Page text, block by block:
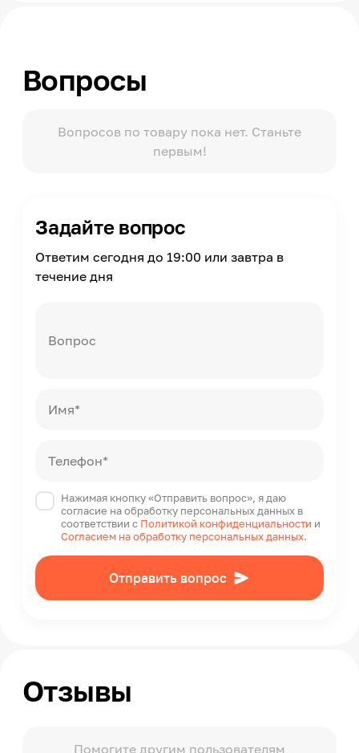
Вопросы
Вопросов по товару пока нет. Станьте
первым!
Задайте вопрос
Ответим сегодня до 19:00 или завтра в
течение дня
Вопрос
Имя*
Телефон*
Нажимая кнопку «Отправить вопрос», я даю
согласие на обработку персональных данных в
соответствии с Политикой конфиденциальности и
Согласием на обработку персональных данных.
Отправить вопрос
Отзывы
Помогите другим пользователям